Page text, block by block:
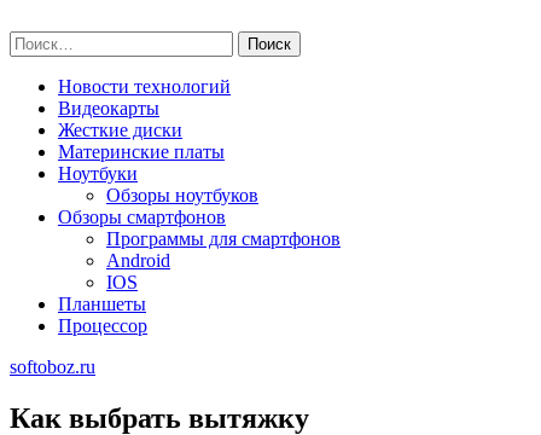
to
content
Найти:
Новости технологий
Видеокарты
Жесткие диски
Материнские платы
Ноутбуки
Обзоры ноутбуков
Обзоры смартфонов
Программы для смартфонов
Android
IOS
Планшеты
Процессор
softoboz.ru
Как выбрать вытяжку